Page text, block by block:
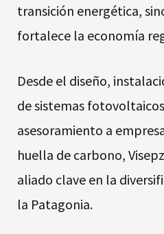
transición energética,
fortalece la economía
Desde el diseño,
de sistemas
asesoramiento a
huella de carbono,
aliado clave en la
la Patagonia.